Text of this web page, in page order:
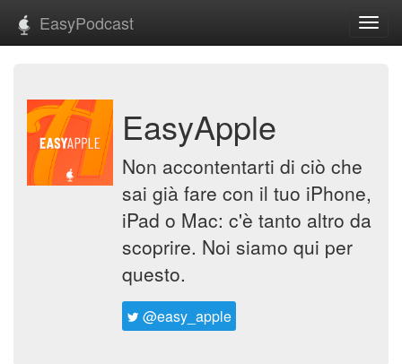
EasyPodcast
EasyApple
Non accontentarti di ciò che
sai già fare con il tuo iPhone,
iPad o Mac: c'è tanto altro da
scoprire. Noi siamo qui per
questo.
@easy_apple